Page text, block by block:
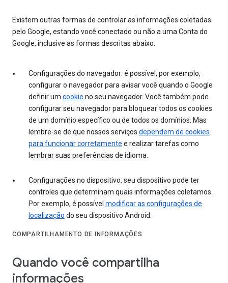
Existem outras formas de controlar as informações coletadas
pelo Google, estando você conectado ou não a uma Conta do
Google, inclusive as formas descritas abaixo.
Configurações do navegador: é possível, por exemplo,
configurar o navegador para avisar você quando o Google
definir um cookie no seu navegador. Você também pode
configurar seu navegador para bloquear todos os cookies
de um domínio específico ou de todos os domínios. Mas
lembre-se de que nossos serviços dependem de cookies
para funcionar corretamente e realizar tarefas como
lembrar suas preferências de idioma.
Configurações no dispositivo: seu dispositivo pode ter
controles que determinam quais informações coletamos.
Por exemplo, é possível modificar as configurações de
localização do seu dispositivo Android.
COMPARTILHAMENTO DE INFORMAÇÕES
Quando você compartilha
informações